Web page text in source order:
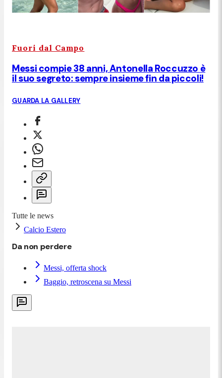
Fuori dal Campo
Messi compie 38 anni, Antonella Roccuzzo è
il suo segreto: sempre insieme fin da piccoli!
GUARDA LA GALLERY
Tutte le news
Calcio Estero
Da non perdere
Messi, offerta shock
Baggio, retroscena su Messi